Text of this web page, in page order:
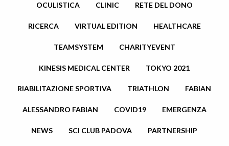
OCULISTICA CLINIC RETE DEL DONO
RICERCA VIRTUAL EDITION HEALTHCARE
TEAMSYSTEM CHARITYEVENT
KINESIS MEDICAL CENTER TOKYO 2021
RIABILITAZIONE SPORTIVA TRIATHLON FABIAN
ALESSANDRO FABIAN COVID19 EMERGENZA
NEWS SCI CLUB PADOVA PARTNERSHIP